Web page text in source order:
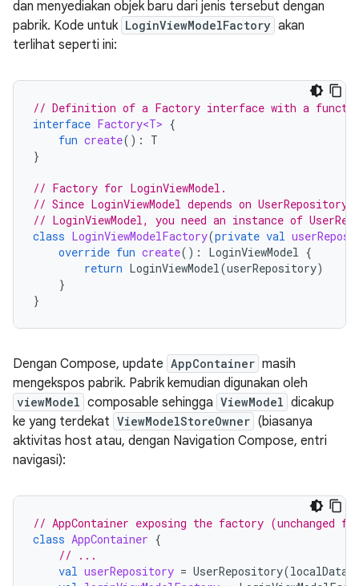
dan menyediakan objek baru dari jenis tersebut dengan
pabrik. Kode untuk LoginViewModelFactory akan
terlihat seperti ini:
// Definition of a Factory interface with a
interface Factory<T> {
fun create():
T
}
// Factory for LoginViewModel.
// Since LoginViewModel depends on
// LoginViewModel, you need an instance of
class LoginViewModelFactory(private val
override fun create(): LoginViewModel {
return LoginViewModel(userRepository)
}
}
Dengan Compose, update AppContainer masih
mengekspos pabrik. Pabrik kemudian digunakan oleh
viewModel composable sehingga ViewModel dicakup
ke yang terdekat ViewModelStoreOwner (biasanya
aktivitas host atau, dengan Navigation Compose, entri
navigasi):
// AppContainer exposing the factory (unchanged
class AppContainer {
// ...
val userRepository = UserRepository(